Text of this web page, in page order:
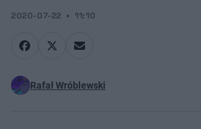
2020-07-22 11:10
Rafał Wróblewski